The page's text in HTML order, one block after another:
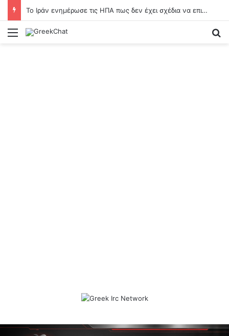
To Ιράν ενημέρωσε τις ΗΠΑ πως δεν έχει σχέδια να επιβάλει διόδια στα Στενά του Ορμούζ λέει ο Βανς
Menu